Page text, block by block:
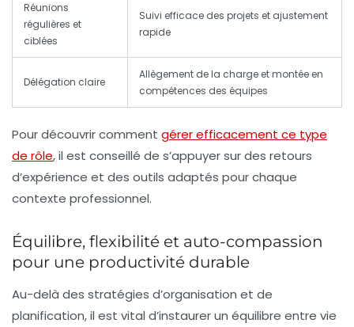
Réunions
régulières et
ciblées
Suivi efficace des projets et ajustement
rapide
Délégation claire
Allègement de la charge et montée en
compétences des équipes
Pour découvrir comment gérer efficacement ce type
de rôle, il est conseillé de s’appuyer sur des retours
d’expérience et des outils adaptés pour chaque
contexte professionnel.
Équilibre, flexibilité et auto-compassion
pour une productivité durable
Au-delà des stratégies d’organisation et de
planification, il est vital d’instaurer un équilibre entre vie